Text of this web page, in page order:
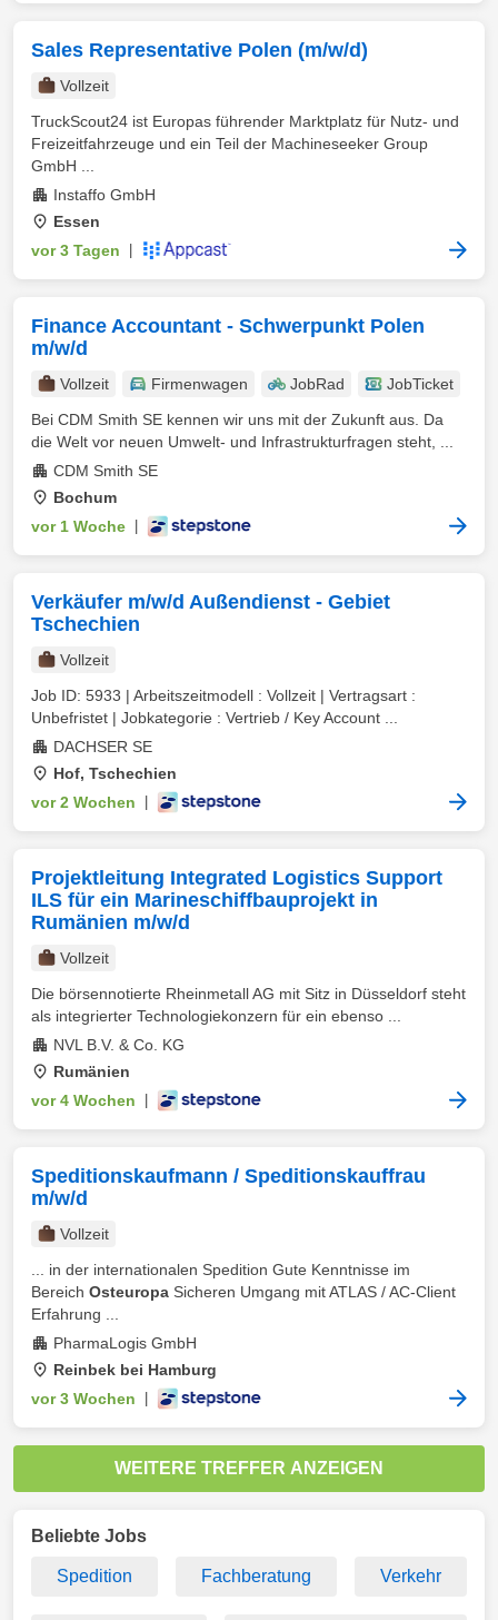
Sales Representative Polen (m/w/d)
Vollzeit
TruckScout24 ist Europas führender Marktplatz für Nutz- und
Freizeitfahrzeuge und ein Teil der Machineseeker Group
GmbH ...
Instaffo GmbH
Essen
vor 3 Tagen
Finance Accountant - Schwerpunkt Polen
m/w/d
Vollzeit Firmenwagen JobRad
JobTicket
Bei CDM Smith SE kennen wir uns mit der Zukunft aus. Da
die Welt vor neuen Umwelt- und Infrastrukturfragen steht, ...
CDM Smith SE
Bochum
vor 1 Woche
Verkäufer m/w/d Außendienst - Gebiet
Tschechien
Vollzeit
Job ID: 5933 | Arbeitszeitmodell : Vollzeit | Vertragsart :
Unbefristet | Jobkategorie : Vertrieb / Key Account ...
DACHSER SE
Hof, Tschechien
vor 2 Wochen
Projektleitung Integrated Logistics Support
ILS für ein Marineschiffbauprojekt in
Rumänien m/w/d
Vollzeit
Die börsennotierte Rheinmetall AG mit Sitz in Düsseldorf steht
als integrierter Technologiekonzern für ein ebenso ...
NVL B.V. & Co. KG
Rumänien
vor 4 Wochen
Speditionskaufmann / Speditionskauffrau
m/w/d
Vollzeit
... in der internationalen Spedition Gute Kenntnisse im
Bereich Osteuropa Sicheren Umgang mit ATLAS / AC-Client
Erfahrung ...
PharmaLogis GmbH
Reinbek bei Hamburg
vor 3 Wochen
WEITERE TREFFER ANZEIGEN
Beliebte Jobs
Spedition Fachberatung Verkehr